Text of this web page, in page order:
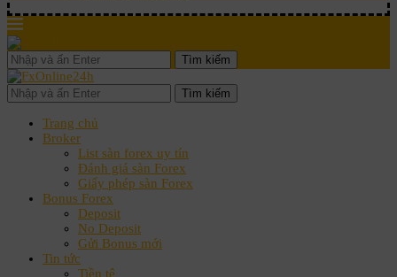
Tìm kiếm
Tìm kiếm
Trang chủ
Broker
List sàn forex uy tín
Đánh giá sàn Forex
Giấy phép sàn Forex
Bonus Forex
Deposit
No Deposit
Gửi Bonus mới
Tin tức
Tiền tệ